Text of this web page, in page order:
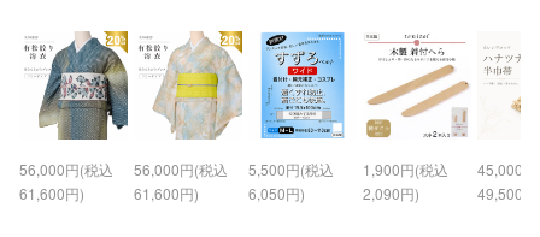
56,000円(税込
61,600円)
56,000円(税込
61,600円)
5,500円(税込
6,050円)
1,900円(税込
2,090円)
45,000
49,500